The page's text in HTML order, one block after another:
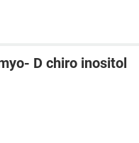
D chiro inositol